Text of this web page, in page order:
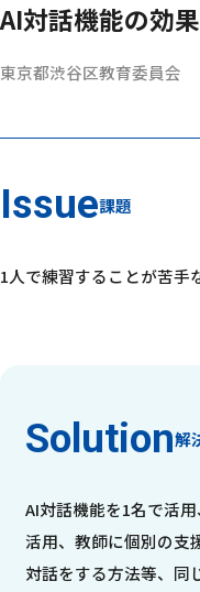
AI対話機能の効
東京都渋谷区教育委員会
課題
1人で練習することが苦手
解
AI対話機能を1名で活
活用、教師に個別の支
対話をする方法等、同